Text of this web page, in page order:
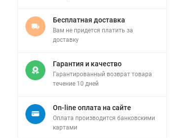
Бесплатная доставка
Вам не придется платить за
доставку
Гарантия и качество
Гарантированный возврат товара
течение 10 дней
On-line оплата на сайте
Оплата производится банковскими
картами